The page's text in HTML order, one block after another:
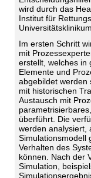
wird durch das
Institut für
Im ersten Schritt
mit
erstellt, welches in
Elemente und
abgebildet werden
mit historischen
Austausch mit
überführt. Die
werden analysiert,
Simulationsmodell
Verhalten des
können. Nach der
Simulation,